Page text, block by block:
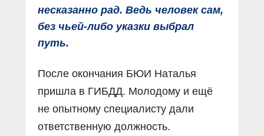
несказанно рад. Ведь человек сам,
без чьей-либо указки выбрал
путь.
После окончания БЮИ Наталья
пришла в ГИБДД. Молодому и ещё
не опытному специалисту дали
ответственную должность.